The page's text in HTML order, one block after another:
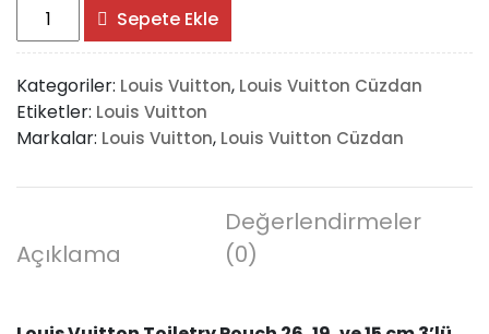
Louis
Vuitton
Toiletry
Pouch
26,
19,
15
3’lü
Set
Sepete Ekle
Kategoriler: Louis Vuitton, Louis Vuitton Cüzdan
Etiketler: Louis Vuitton
Markalar: Louis Vuitton, Louis Vuitton Cüzdan
Açıklama
Değerlendirmeler
(0)